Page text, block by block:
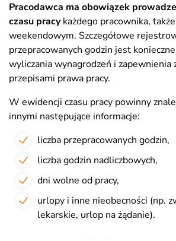
Pracodawca ma obowiązek
czasu pracykażdego pracownika,
weekendowym. Szczegółowe
przepracowanych godzin jest
wyliczania wynagrodzeń i zapewnienia
przepisami prawa pracy.
W ewidencji czasu pracy powinny
innymi następujące informacje:
liczba przepracowanych godzin,
liczba godzin nadliczbowych,
dni wolne od pracy,
urlopy i inne nieobecności (np.
lekarskie, urlop na żądanie).